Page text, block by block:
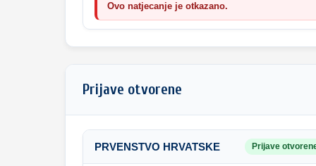
Ovo natjecanje je otkazano.
Prijave otvorene
PRVENSTVO HRVATSKE Prijave